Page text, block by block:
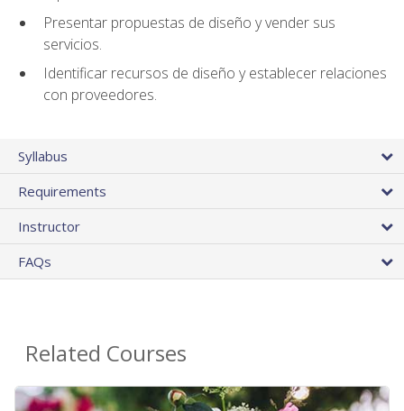
Presentar propuestas de diseño y vender sus
servicios.
Identificar recursos de diseño y establecer relaciones
con proveedores.
Syllabus
Requirements
Instructor
FAQs
Related Courses